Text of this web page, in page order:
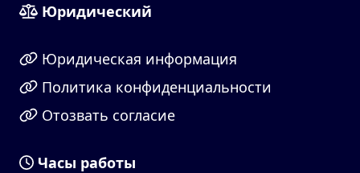
Юридический
Юридическая информация
Политика конфиденциальности
Отозвать согласие
Часы работы